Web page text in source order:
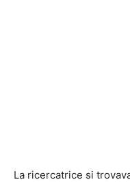
La ricercatrice si